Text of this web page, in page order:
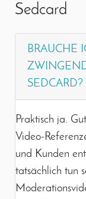
Sedcard
BRAUCHE
SEDCARD?
Praktisch ja.
Video-
und Kunden
tatsächlich tun